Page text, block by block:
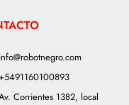
info@robotnegro.com
Corrientes 1382, local